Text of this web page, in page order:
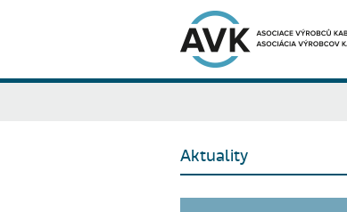
Aktuality